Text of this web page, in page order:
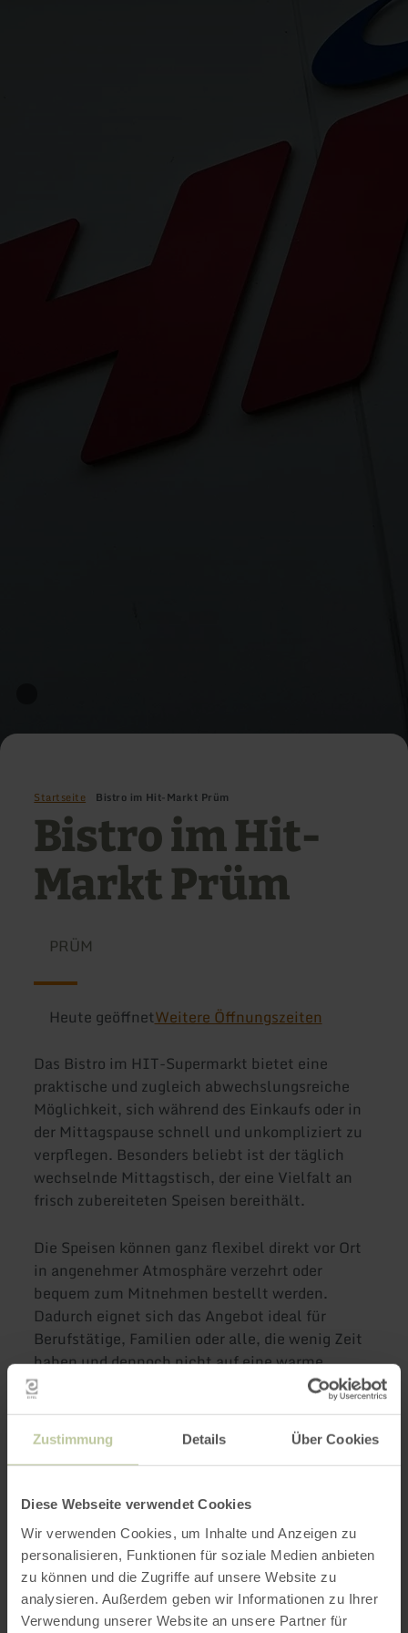
Zustimmung Details Über Cookies
Diese Webseite verwendet Cookies
Wir verwenden Cookies, um Inhalte und Anzeigen zu
personalisieren, Funktionen für soziale Medien anbieten
zu können und die Zugriffe auf unsere Website zu
analysieren. Außerdem geben wir Informationen zu Ihrer
Verwendung unserer Website an unsere Partner für
Startseite Bistro im Hit-Markt Prüm
Bistro im Hit-
Markt Prüm
PRÜM
Heute geöffnetWeitere Öffnungszeiten
Das Bistro im HIT-Supermarkt bietet eine
praktische und zugleich abwechslungsreiche
Möglichkeit, sich während des Einkaufs oder in
der Mittagspause schnell und unkompliziert zu
verpflegen. Besonders beliebt ist der täglich
wechselnde Mittagstisch, der eine Vielfalt an
frisch zubereiteten Speisen bereithält.
Die Speisen können ganz flexibel direkt vor Ort
in angenehmer Atmosphäre verzehrt oder
bequem zum Mitnehmen bestellt werden.
Dadurch eignet sich das Angebot ideal für
Berufstätige, Familien oder alle, die wenig Zeit
haben und dennoch nicht auf eine warme
Mahlzeit verzichten möchten. Mit seinem
wechselnden Angebot sorgt das Imbisslokal
dafür, dass für jeden Geschmack regelmäßig
etwas Neues dabei ist.
Weitere Infos